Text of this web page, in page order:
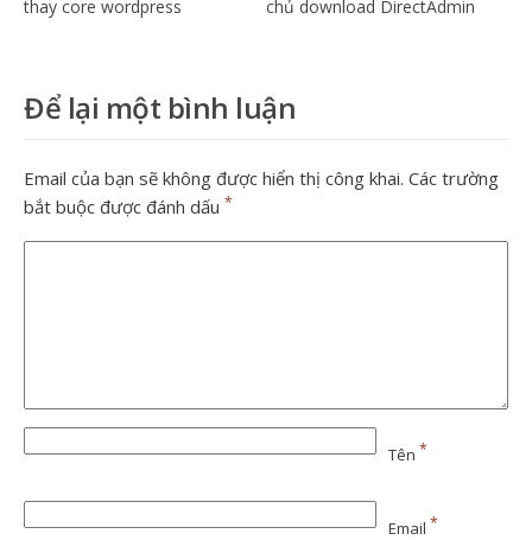
thay core wordpress
chủ download DirectAdmin
Để lại một bình luận
Email của bạn sẽ không được hiển thị công khai. Các trường
bắt buộc được đánh dấu *
Tên *
Email *